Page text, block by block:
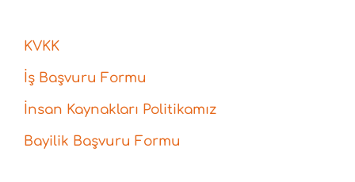
KVKK
İş Başvuru Formu
İnsan Kaynakları Politikamız
Bayilik Başvuru Formu